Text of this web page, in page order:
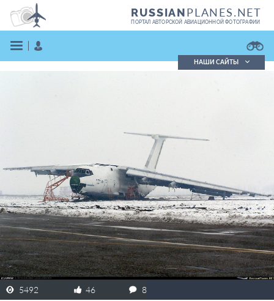
RUSSIANPLANES.NET
ПОРТАЛ АВТОРСКОЙ АВИАЦИОННОЙ ФОТОГРАФИИ
ЗАРЕГИСТРИРОВАТЬСЯ
НАШИ САЙТЫ
5492 46 8